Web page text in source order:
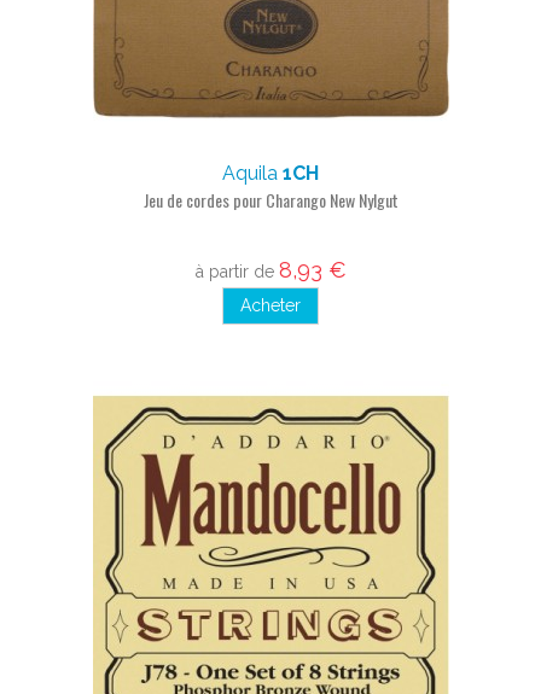
Aquila 1CH
Jeu de cordes pour Charango New Nylgut
à partir de 8,93 €
Acheter